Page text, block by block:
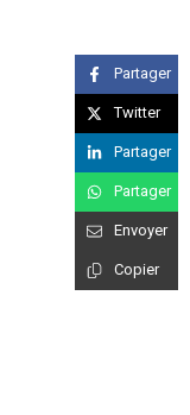
Partager
Twitter
Partager
Partager
Envoyer
Copier